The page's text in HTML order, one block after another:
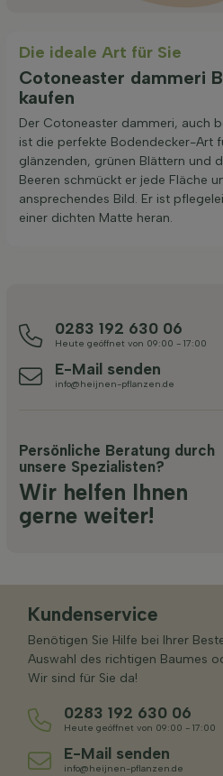
Die ideale Art für Sie
Cotoneaster dammeri
kaufen
Der Cotoneaster dammeri, auch
ist die perfekte Bodendecker-Art
glänzenden, grünen Blättern und
Beeren schmückt er jede Fläche
ansprechendes Bild. Er ist
einer dichten Matte heran.
0283 192 630 06
Heute geöffnet von 09:00 - 17:00
E-Mail senden
info@heijnen-pflanzen.de
Persönliche Beratung durch
unsere Spezialisten?
Wir helfen Ihnen
gerne weiter!
Kundenservice
Benötigen Sie Hilfe bei Ihrer
Auswahl des richtigen Baumes
Wir sind für Sie da!
0283 192 630 06
Heute geöffnet von 09:00 - 17:00
E-Mail senden
info@heijnen-pflanzen.de